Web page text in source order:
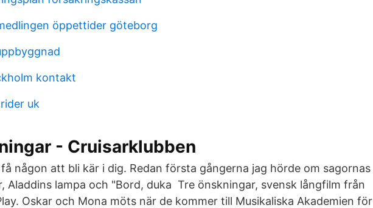
öppettider göteborg
kontakt
uk
- Cruisarklubben
någon att bli kär i dig. Redan första gångerna jag hörde om sagornas
Aladdins lampa och "Bord, duka Tre önskningar, svensk långfilm från
Oskar och Mona möts när de kommer till Musikaliska Akademien för